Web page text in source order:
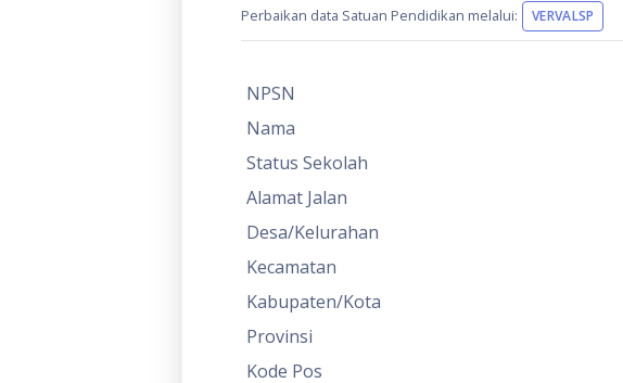
Perbaikan data Satuan Pendidikan melalui:
VERVALSP
NPSN
Nama
Status Sekolah
Alamat Jalan
Desa/Kelurahan
Kecamatan
Kabupaten/Kota
Provinsi
Kode Pos